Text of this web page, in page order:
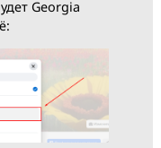
будет Georgia
неё: